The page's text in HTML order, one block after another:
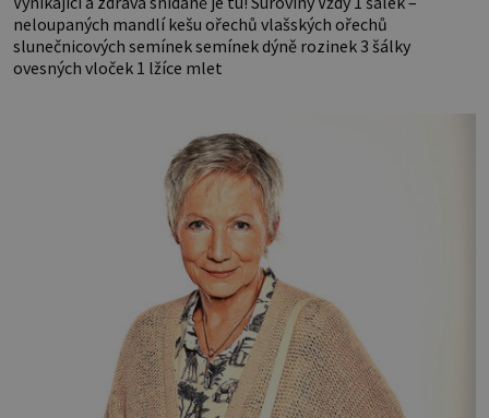
neloupaných mandlí kešu ořechů vlašských ořechů
slunečnicových semínek semínek dýně rozinek 3 šálky
ovesných vloček 1 lžíce mlet